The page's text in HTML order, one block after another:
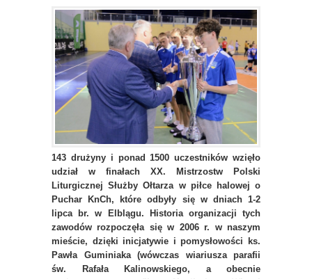
143 drużyny i ponad 1500 uczestników wzięło
udział w finałach XX. Mistrzostw Polski
Liturgicznej Służby Ołtarza w piłce halowej o
Puchar KnCh, które odbyły się w dniach 1-2
lipca br. w Elblągu. Historia organizacji tych
zawodów rozpoczęła się w 2006 r. w naszym
mieście, dzięki inicjatywie i pomysłowości ks.
Pawła Guminiaka (wówczas wiariusza parafii
św. Rafała Kalinowskiego, a obecnie